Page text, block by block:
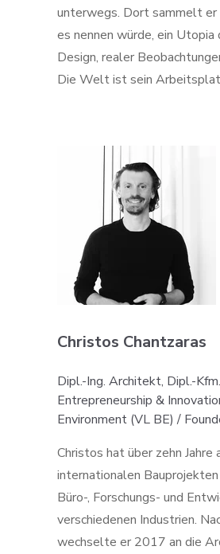
unterwegs. Dort sammelt er
es nennen würde, ein
Design, realer
Die Welt ist sein
Christos Chantzaras
Dipl.-Ing. Architekt, Dipl.-
Entrepreneurship &
Environment (VL BE) /
Christos hat über zehn
internationalen
Büro-, Forschungs- und
verschiedenen Industrien.
wechselte er 2017 an die